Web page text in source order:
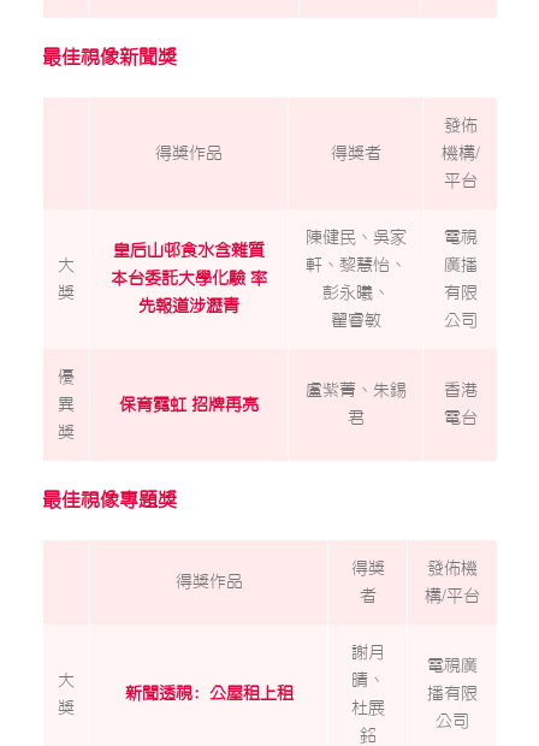
最佳視像新聞獎
得獎作品 得獎者
發佈
機構/
平台
大
獎
皇后山邨食水含雜質
本台委託大學化驗 率
先報道涉瀝青
陳健民、吳家
軒、黎慧怡、
彭永曦、
翟睿敏
電視
廣播
有限
公司
優
異
獎
保育霓虹 招牌再亮
盧紫菁、朱錫
君
香港
電台
最佳視像專題獎
得獎作品
得獎
者
發佈機
構/平台
大
獎
新聞透視﹕公屋租上租
謝月
晴、
杜展
銘
電視廣
播有限
公司